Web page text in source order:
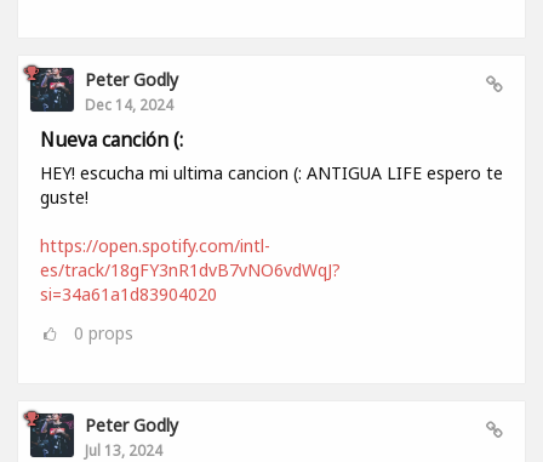
Peter Godly
Dec 14, 2024
Nueva canción (:
HEY! escucha mi ultima cancion (: ANTIGUA LIFE espero te
guste!
https://open.spotify.com/intl-
es/track/18gFY3nR1dvB7vNO6vdWqJ?
si=34a61a1d83904020
0 props
Peter Godly
Jul 13, 2024